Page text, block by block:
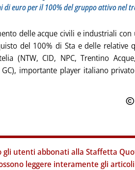
di euro per il 100% del gruppo attivo nel
delle acque civili e industriali
del 100% di Sta e delle relative
(NTW, CID, NPC, Trentino
GC), importante player italiano
gli utenti abbonati alla Staffetta
leggere interamente gli